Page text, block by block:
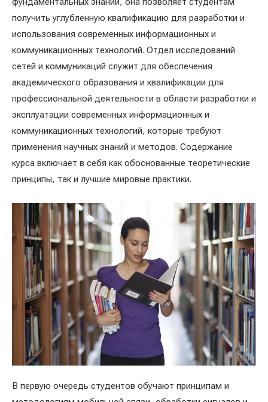
получить углубленную квалификацию для разработки и
использования современных информационных и
коммуникационных технологий. Отдел исследований
сетей и коммуникаций служит для обеспечения
академического образования и квалификации для
профессиональной деятельности в области разработки и
эксплуатации современных информационных и
коммуникационных технологий, которые требуют
применения научных знаний и методов. Содержание
курса включает в себя как обоснованные теоретические
принципы, так и лучшие мировые практики.
В первую очередь студентов обучают принципам и